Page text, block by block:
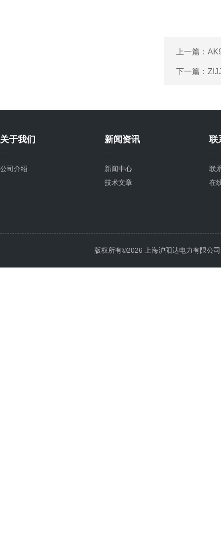
上一篇：
下一篇：
关于我们
公司介绍
新闻资讯
新闻中心
技术文章
联
联
在
版权所有©2026 上海沪阳达电力有限公